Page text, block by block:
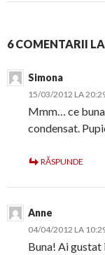
6 COMENTARII
Simona
15/03/2012 LA
Mmm… ce
condensat.
RĂSPUNDE
Anne
04/04/2012 LA
Buna! Ai gustat